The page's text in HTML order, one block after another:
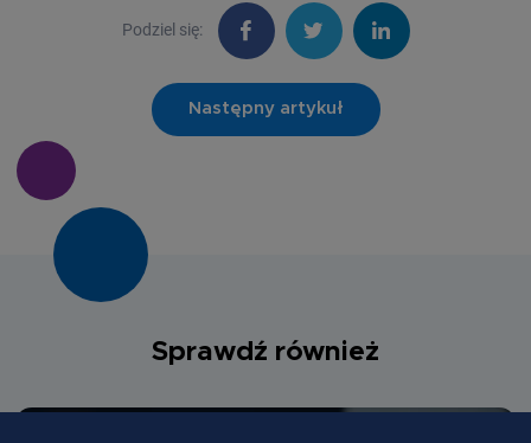
Podziel się:
Następny artykuł
Sprawdź również